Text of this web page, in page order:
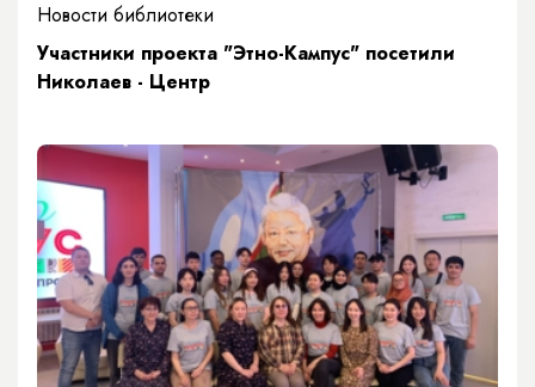
Новости библиотеки
Участники проекта "Этно-Кампус" посетили
Николаев - Центр